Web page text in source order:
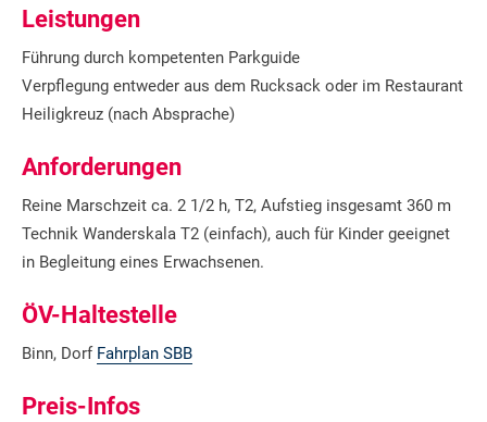
Leistungen
Führung durch kompetenten Parkguide
Verpflegung entweder aus dem Rucksack oder im Restaurant
Heiligkreuz (nach Absprache)
Anforderungen
Reine Marschzeit ca. 2 1/2 h, T2, Aufstieg insgesamt 360 m
Technik Wanderskala T2 (einfach), auch für Kinder geeignet
in Begleitung eines Erwachsenen.
ÖV-Haltestelle
Binn, Dorf Fahrplan SBB
Preis-Infos